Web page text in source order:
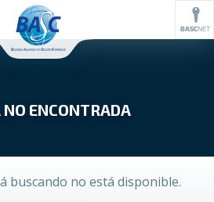
NO ENCONTRADA
buscando no está disponible.